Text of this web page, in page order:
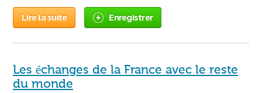
Lire la suite Enregistrer
Les échanges de la France avec le reste
du monde